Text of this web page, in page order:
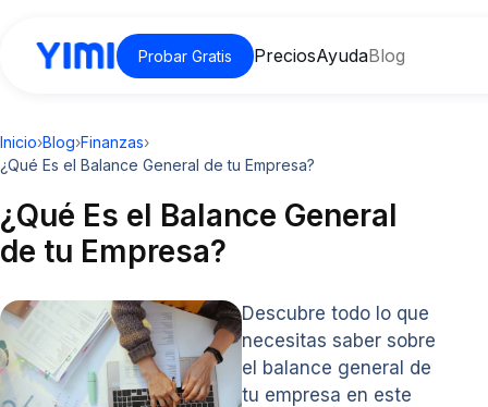
Probar Gratis PreciosAyudaBlog
Inicio›Blog›Finanzas›
¿Qué Es el Balance General de tu Empresa?
¿Qué Es el Balance General
de tu Empresa?
Descubre todo lo que
necesitas saber sobre
el balance general de
tu empresa en este